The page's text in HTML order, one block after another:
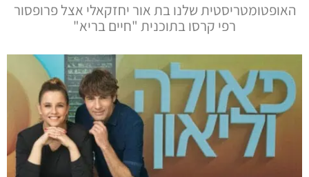
האופטומטריסטית שלנו בת אור יחזקאלי אצל פרופסור
רפי קרסו בתוכנית "חיים בריא"